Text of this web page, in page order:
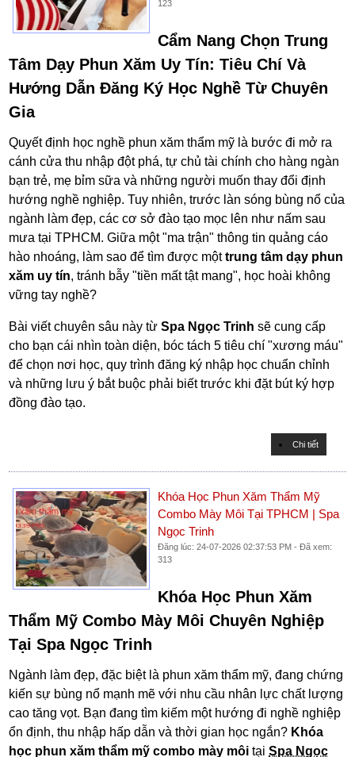
123
Cẩm Nang Chọn Trung
Tâm Dạy Phun Xăm Uy Tín: Tiêu Chí Và
Hướng Dẫn Đăng Ký Học Nghề Từ Chuyên
Gia
Quyết định học nghề phun xăm thẩm mỹ là bước đi mở ra
cánh cửa thu nhập đột phá, tự chủ tài chính cho hàng ngàn
bạn trẻ, mẹ bỉm sữa và những người muốn thay đổi định
hướng nghề nghiệp. Tuy nhiên, trước làn sóng bùng nổ của
ngành làm đẹp, các cơ sở đào tạo mọc lên như nấm sau
mưa tại TPHCM. Giữa một "ma trận" thông tin quảng cáo
hào nhoáng, làm sao để tìm được mộttrung tâm dạy phun
xăm uy tín, tránh bẫy "tiền mất tật mang", học hoài không
vững tay nghề?
Bài viết chuyên sâu này từSpa Ngọc Trinh sẽ cung cấp
cho bạn cái nhìn toàn diện, bóc tách 5 tiêu chí "xương máu"
để chọn nơi học, quy trình đăng ký nhập học chuẩn chỉnh
và những lưu ý bắt buộc phải biết trước khi đặt bút ký hợp
đồng đào tạo.
Chi tiết
Khóa Học Phun Xăm Thẩm Mỹ
Combo Mày Môi Tại TPHCM | Spa
Ngọc Trinh
Đăng lúc: 24-07-2026 02:37:53 PM - Đã xem:
313
Khóa Học Phun Xăm
Thẩm Mỹ Combo Mày Môi Chuyên Nghiệp
Tại Spa Ngọc Trinh
Ngành làm đẹp, đặc biệt là phun xăm thẩm mỹ, đang chứng
kiến sự bùng nổ mạnh mẽ với nhu cầu nhân lực chất lượng
cao tăng vọt. Bạn đang tìm kiếm một hướng đi nghề nghiệp
ổn định, thu nhập hấp dẫn và thời gian học ngắn? Khóa
học phun xăm thẩm mỹ combo mày môi tạiSpa Ngọc